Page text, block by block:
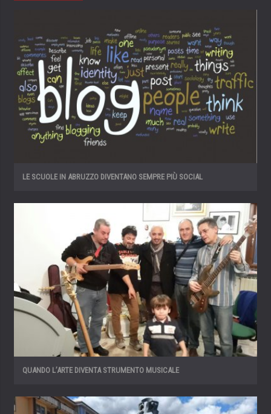
LE SCUOLE IN ABRUZZO DIVENTANO SEMPRE PIÙ SOCIAL
QUANDO L’ARTE DIVENTA STRUMENTO MUSICALE